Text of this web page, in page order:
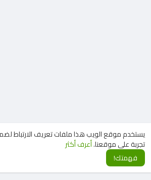
يستخدم موقع الويب هذا ملفات تعريف الارتباط
تجربة على موقعنا.أعرف أكثر
فهمتك!